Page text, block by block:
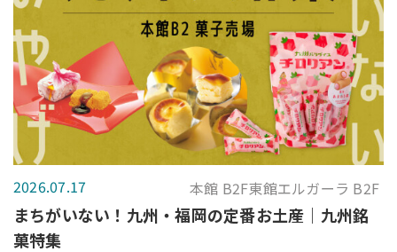
2026.07.17 本館 B2F東館エルガーラ B2F
まちがいない！九州・福岡の定番お土産｜九州銘
菓特集